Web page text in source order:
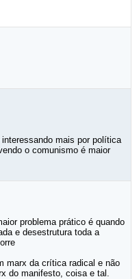
mais por política
o comunismo é maior
problema prático é quando
e desestrutura toda a
marx da crítica radical e não
do manifesto, coisa e tal.